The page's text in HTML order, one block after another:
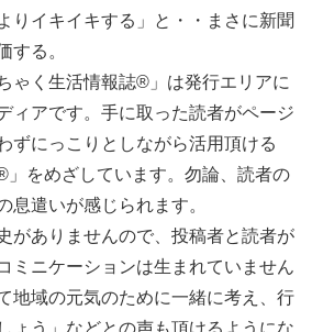
りイキイキする」と・・まさに新聞
する。
ゃく生活情報誌®」は発行エリアに
ィアです。手に取った読者がページ
ずにっこりとしながら活用頂ける
」をめざしています。勿論、読者の
息遣いが感じられます。
がありませんので、投稿者と読者が
ミニケーションは生まれていません
地域の元気のために一緒に考え、行
ょう」などとの声も頂けるようにな